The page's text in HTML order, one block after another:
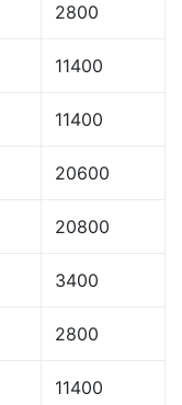
2800
11400
11400
20600
20800
3400
2800
11400